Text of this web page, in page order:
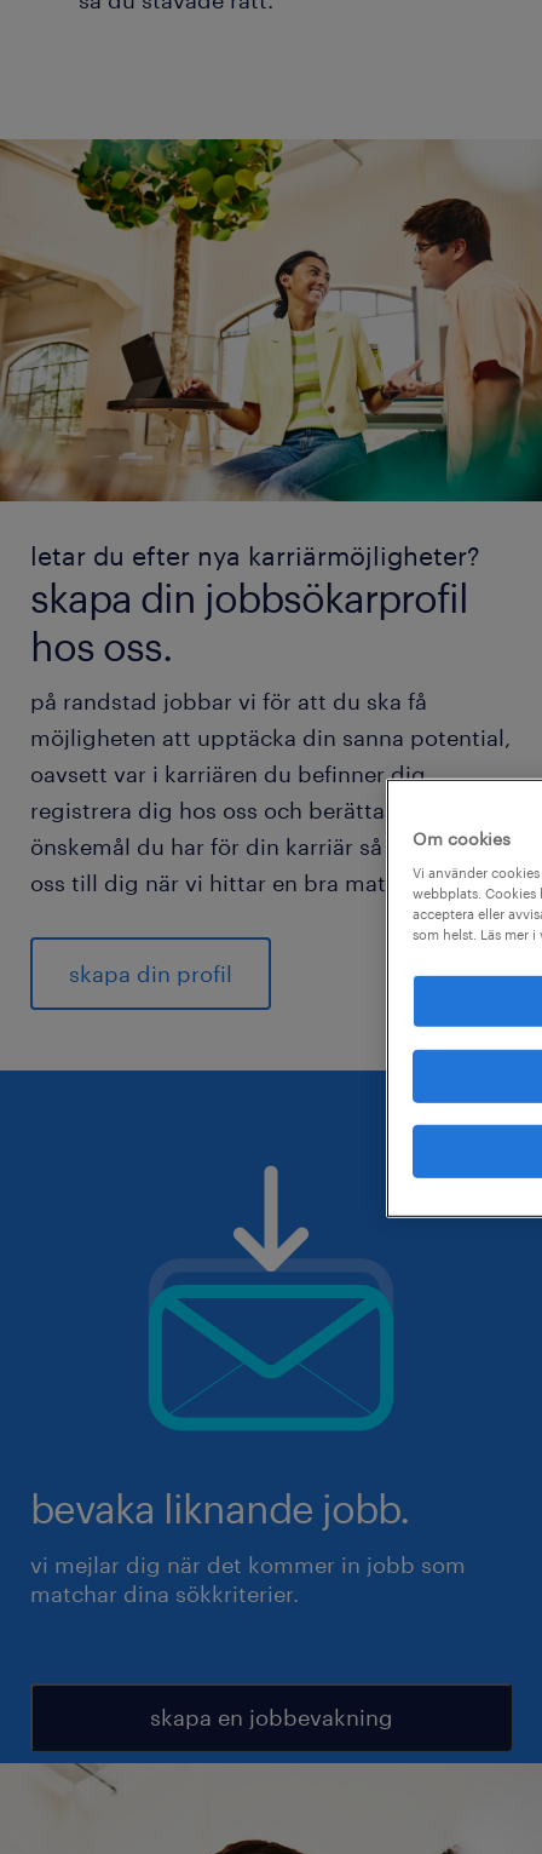
letar du efter nya karriärmöjligheter?
skapa din jobbsökarprofil
hos oss.
på randstad jobbar vi för att du ska få
möjligheten att upptäcka din sanna potential,
oavsett var i karriären du befinner dig.
registrera dig hos oss och berätta vilka
önskemål du har för din karriär så hör vi av
oss till dig när vi hittar en bra match för dig.
skapa din profil
bevaka liknande jobb.
vi mejlar dig när det kommer in jobb som
matchar dina sökkriterier.
skapa en jobbevakning
Om cookies
Vi använder
webbplats. Cookies
acceptera eller
som helst. Läs mer i